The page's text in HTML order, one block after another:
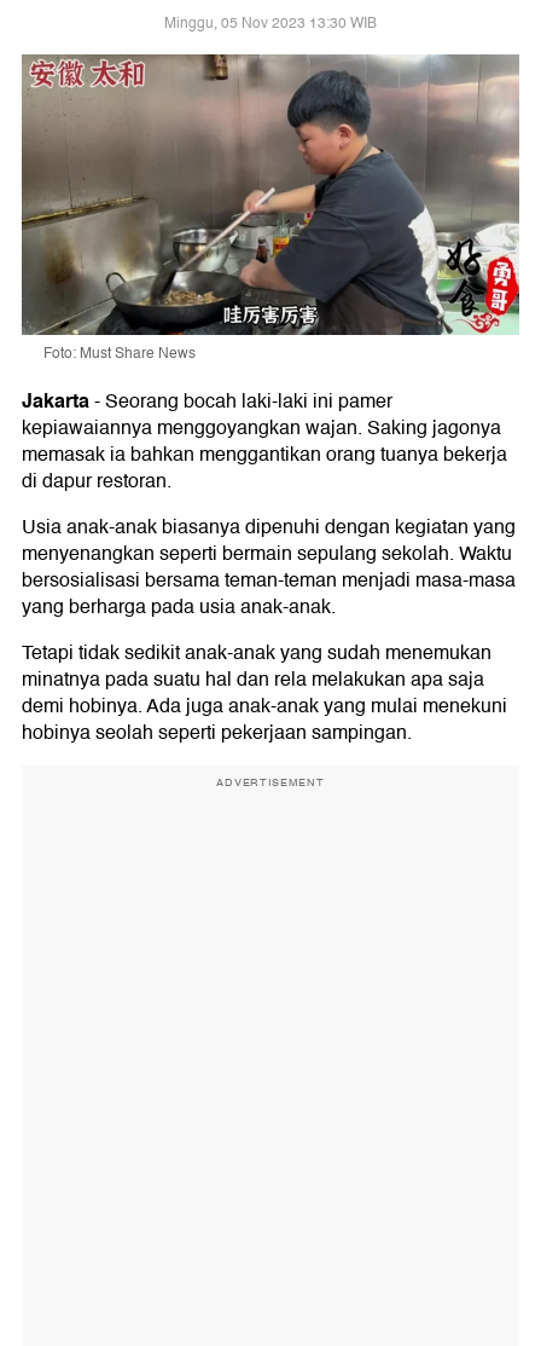
Minggu, 05 Nov 2023 13:30 WIB
Foto: Must Share News
Jakarta-Seorang bocah laki-laki ini pamer
kepiawaiannya menggoyangkan wajan. Saking jagonya
memasak ia bahkan menggantikan orang tuanya bekerja
di dapur restoran.
Usia anak-anak biasanya dipenuhi dengan kegiatan yang
menyenangkan seperti bermain sepulang sekolah. Waktu
bersosialisasi bersama teman-teman menjadi masa-masa
yang berharga pada usia anak-anak.
Tetapi tidak sedikit anak-anak yang sudah menemukan
minatnya pada suatu hal dan rela melakukan apa saja
demi hobinya. Ada juga anak-anak yang mulai menekuni
hobinya seolah seperti pekerjaan sampingan.
ADVERTISEMENT